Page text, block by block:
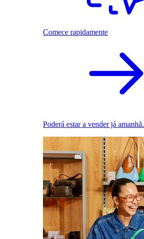
Comece rapidamente
Poderá estar a vender já amanhã.